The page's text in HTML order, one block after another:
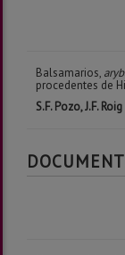
Balsamarios,
procedentes de
S.F. Pozo, J.F. Roig